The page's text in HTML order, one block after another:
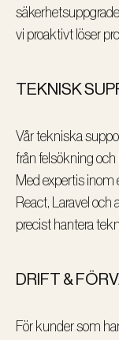
vi proaktivt löser
TEKNISK
Vår tekniska
från felsökning
Med expertis inom
React, Laravel
precist hantera
DRIFT &
För kunder som